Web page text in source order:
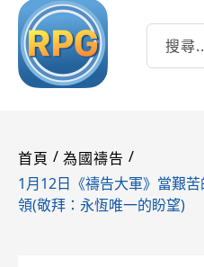
首頁 / 為國禱告 /
1月12日《禱告大軍》當艱
領(敬拜：永恆唯一的盼望)